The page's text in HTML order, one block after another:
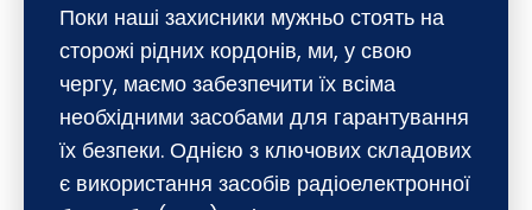
Поки наші захисники мужньо стоять на
сторожі рідних кордонів, ми, у свою
чергу, маємо забезпечити їх всіма
необхідними засобами для гарантування
їх безпеки. Однією з ключових складових
є використання засобів радіоелектронної